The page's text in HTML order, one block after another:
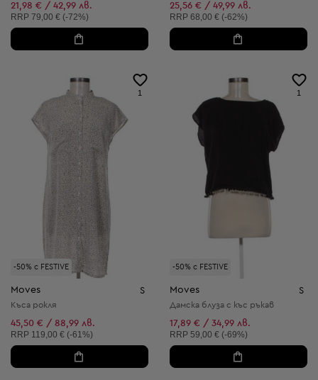
21,98 € / 42,99 лв.
Препоръчителна цена:
RRP 79,00 € (-72%)
25,56 € / 49,99 лв.
Препоръчителна цена:
RRP 68,00 € (-62%)
-50% с FESTIVE
1
Moves S
Къса рокля
45,50 € / 88,99 лв.
Препоръчителна цена:
RRP 119,00 € (-61%)
-50% с FESTIVE
1
Moves S
Дамска блуза с къс ръкав
17,89 € / 34,99 лв.
Препоръчителна цена:
RRP 59,00 € (-69%)